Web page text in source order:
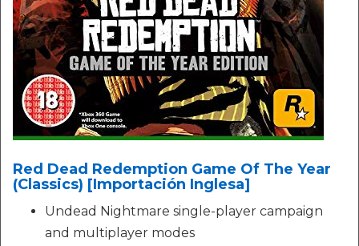
Red Dead Redemption Game Of The Year
(Classics) [Importación Inglesa]
Undead Nightmare single-player campaign
and multiplayer modes